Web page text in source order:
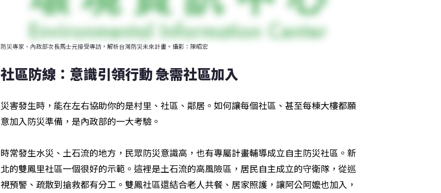
防災專家、內政部次長馬士元接受專訪，解析台灣防災未來計畫。攝影：陳昭宏
社區防線：意識引領行動 急需社區加入
災害發生時，能在左右協助你的是村里、社區、鄰居。如何讓每個社區、甚至每棟大樓都願
意加入防災準備，是內政部的一大考驗。
時常發生水災、土石流的地方，民眾防災意識高，也有專屬計畫輔導成立自主防災社區。新
北的雙鳳里社區一個很好的示範。這裡是土石流的高風險區，居民自主成立的守衛隊，從巡
視預警、疏散到搶救都有分工。雙鳳社區還結合老人共餐、居家照護，讓阿公阿嬤也加入，